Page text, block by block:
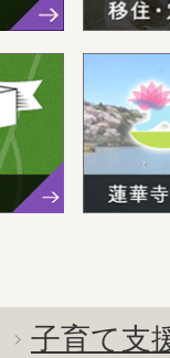
子育て支